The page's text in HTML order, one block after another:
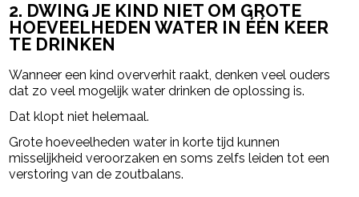
2. DWING JE KIND NIET OM GROTE
HOEVEELHEDEN WATER IN ÉÉN KEER
TE DRINKEN
Wanneer een kind oververhit raakt, denken veel ouders
dat zo veel mogelijk water drinken de oplossing is.
Dat klopt niet helemaal.
Grote hoeveelheden water in korte tijd kunnen
misselijkheid veroorzaken en soms zelfs leiden tot een
verstoring van de zoutbalans.